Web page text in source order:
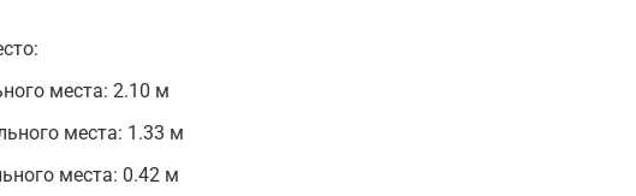
места: 2.10 м
места: 1.33 м
места: 0.42 м